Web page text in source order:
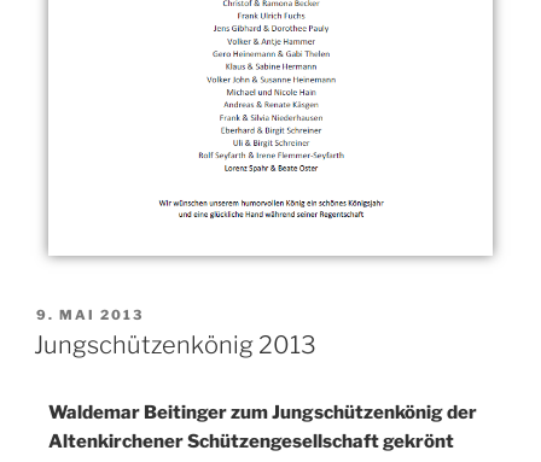
9. MAI 2013
Jungschützenkönig 2013
Waldemar Beitinger zum Jungschützenkönig der
Altenkirchener Schützengesellschaft gekrönt